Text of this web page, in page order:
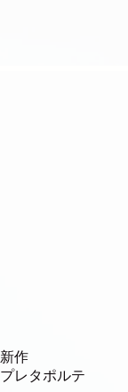
新作
プレタポルテ